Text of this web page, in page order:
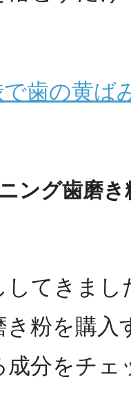
歯の黄ば
ング歯磨
してきまし
き粉を購入
成分をチェ